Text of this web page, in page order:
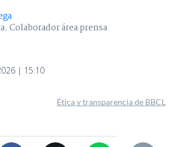
Colaborador área prensa
| 15:10
Ética y transparencia de BBCL